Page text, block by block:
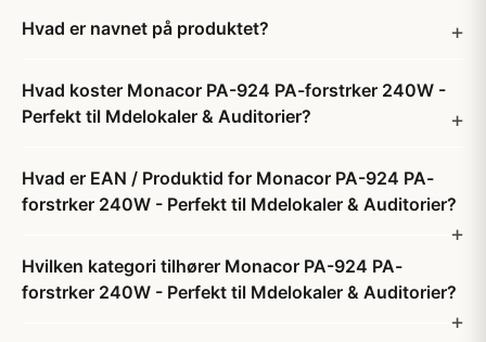
Hvad er navnet på produktet?
Hvad koster Monacor PA-924 PA-forstrker 240W -
Perfekt til Mdelokaler & Auditorier?
Hvad er EAN / Produktid for Monacor PA-924 PA-
forstrker 240W - Perfekt til Mdelokaler & Auditorier?
Hvilken kategori tilhører Monacor PA-924 PA-
forstrker 240W - Perfekt til Mdelokaler & Auditorier?